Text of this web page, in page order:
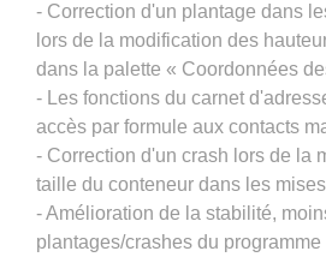
- Correction d'un plantage dans
lors de la modification des
dans la palette « Coordonnées
- Les fonctions du carnet
accès par formule aux contacts
- Correction d'un crash lors de la
taille du conteneur dans les
- Amélioration de la stabilité,
plantages/crashes du programme